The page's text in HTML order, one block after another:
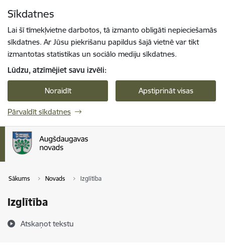
Sīkdatnes
Lai šī tīmekļvietne darbotos, tā izmanto obligāti nepieciešamās
sīkdatnes. Ar Jūsu piekrišanu papildus šajā vietnē var tikt
izmantotas statistikas un sociālo mediju sīkdatnes.
Lūdzu, atzīmējiet savu izvēli:
Noraidīt Apstiprināt visas
Pārvaldīt sīkdatnes
Sākums Novads Izglītība
Izglītība
Atskaņot tekstu